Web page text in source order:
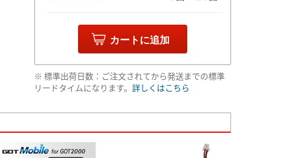
カートに追加
※ 標準出荷日数：ご注文されてから発送までの標準
リードタイムになります。 詳しくはこちら